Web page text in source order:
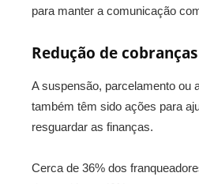
para manter a comunicação
Redução de cobranças
A suspensão, parcelamento ou
também têm sido ações para
resguardar as finanças.
Cerca de 36% dos